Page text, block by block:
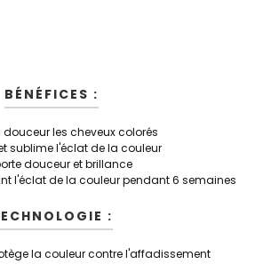
BÉNÉFICES :
douceur les cheveux colorés
sublime l'éclat de la couleur
douceur et brillance
l'éclat de la couleur pendant 6 semaines
:
la couleur contre l'affadissement